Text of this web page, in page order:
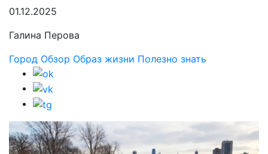
01.12.2025
Галина Перова
Город Обзор Образ жизни Полезно знать